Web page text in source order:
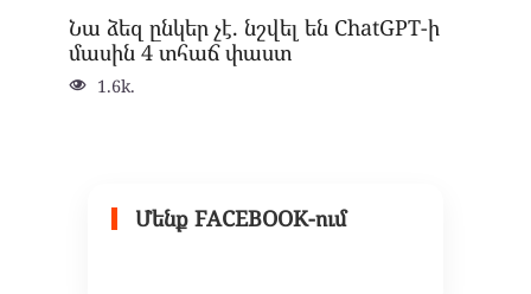
Նա ձեզ ընկեր չէ. նշվել են ChatGPT-ի
մասին 4 տհաճ փաստ
1.6k.
Մենք FACEBOOK-ում